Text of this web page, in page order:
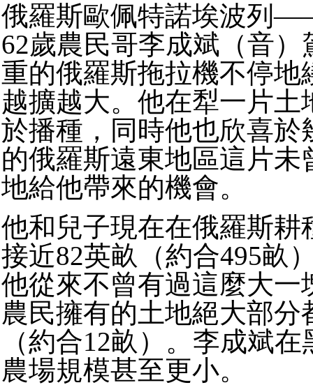
俄羅斯歐佩特諾埃波列
62歲農民哥李成斌（音）
重的俄羅斯拖拉機不停地
越擴越大。他在犁一片土
於播種，同時他也欣喜於
的俄羅斯遠東地區這片未
地給他帶來的機會。
他和兒子現在在俄羅斯耕
接近82英畝（約合495畝
他從來不曾有過這麼大一
農民擁有的土地絕大部分
（約合12畝）。李成斌
農場規模甚至更小。